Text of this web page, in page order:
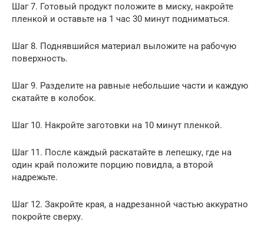
Шаг 7. Готовый продукт положите в миску, накройте
пленкой и оставьте на 1 час 30 минут подниматься.
Шаг 8. Поднявшийся материал выложите на рабочую
поверхность.
Шаг 9. Разделите на равные небольшие части и каждую
скатайте в колобок.
Шаг 10. Накройте заготовки на 10 минут пленкой.
Шаг 11. После каждый раскатайте в лепешку, где на
один край положите порцию повидла, а второй
надрежьте.
Шаг 12. Закройте края, а надрезанной частью аккуратно
покройте сверху.